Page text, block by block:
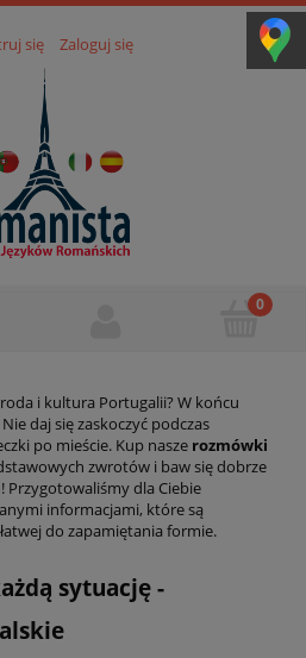
się Zaloguj się
i kultura Portugalii? W końcu
daj się zaskoczyć podczas
po mieście. Kup nasze rozmówki
zwrotów i baw się dobrze
Przygotowaliśmy dla Ciebie
informacjami, które są
do zapamiętania formie.
sytuację -